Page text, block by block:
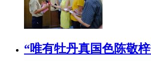
“唯有牡丹真国色陈敬